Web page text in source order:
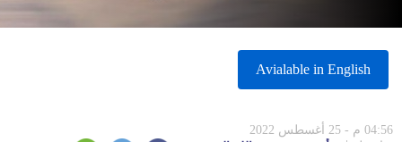
Avialable in English
04:56 م - 25 أغسطس 2022